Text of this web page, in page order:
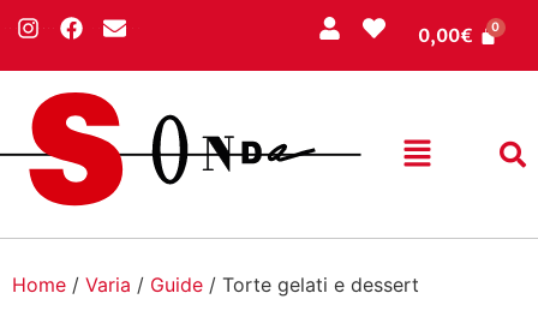
0,00€
Home / Varia / Guide / Torte gelati e dessert